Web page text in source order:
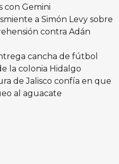
con Gemini
a Simón Levy sobre
contra Adán
cancha de fútbol
la colonia Hidalgo
de Jalisco confía en que
al aguacate